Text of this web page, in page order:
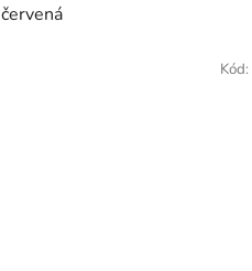
červená
Kód: